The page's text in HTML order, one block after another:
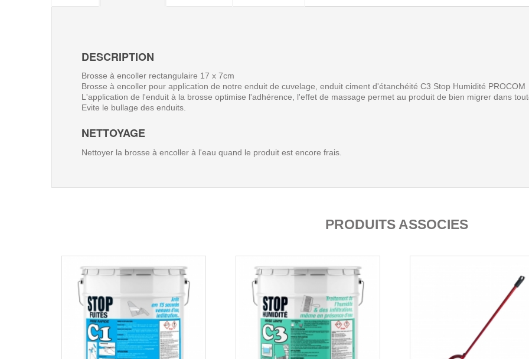
DESCRIPTION
Brosse à encoller rectangulaire 17 x 7cm
Brosse à encoller pour application de notre enduit de cuvelage, enduit ciment d'étanchéité C3 Stop Humidité PROCOM
L'application de l'enduit à la brosse optimise l'adhérence, l'effet de massage permet au produit de bien migrer dans
Evite le bullage des enduits.
NETTOYAGE
Nettoyer la brosse à encoller à l'eau quand le produit est encore frais.
PRODUITS ASSOCIES